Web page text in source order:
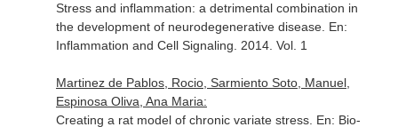
Stress and inflammation: a detrimental combination in
the development of neurodegenerative disease. En:
Inflammation and Cell Signaling . 2014. Vol. 1
Martinez de Pablos, Rocio, Sarmiento Soto, Manuel,
Espinosa Oliva, Ana Maria:
Creating a rat model of chronic variate stress. En: Bio-